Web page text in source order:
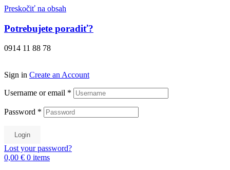
Preskočiť na obsah
Potrebujete poradiť?
0914 11 88 78
Sign in Create an Account
Username or email *
Password *
Login
Lost your password?
0,00 € 0 items